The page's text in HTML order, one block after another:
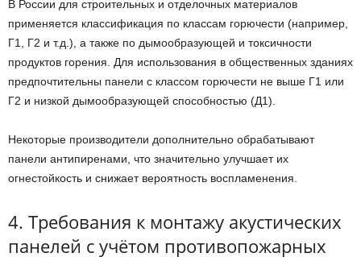
В России для строительных и отделочных материалов
применяется классификация по классам горючести (например,
Г1, Г2 и т.д.), а также по дымообразующей и токсичности
продуктов горения. Для использования в общественных зданиях
предпочтительны панели с классом горючести не выше Г1 или
Г2 и низкой дымообразующей способностью (Д1).
Некоторые производители дополнительно обрабатывают
панели антипиренами, что значительно улучшает их
огнестойкость и снижает вероятность воспламенения.
4. Требования к монтажу акустических
панелей с учётом противопожарных